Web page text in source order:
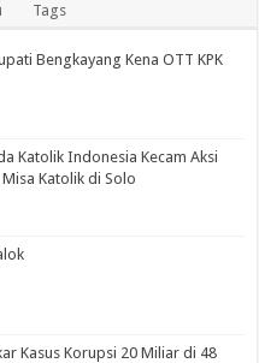
Tags
Bengkayang Kena OTT KPK
Katolik Indonesia Kecam Aksi
Katolik di Solo
Kasus Korupsi 20 Miliar di 48